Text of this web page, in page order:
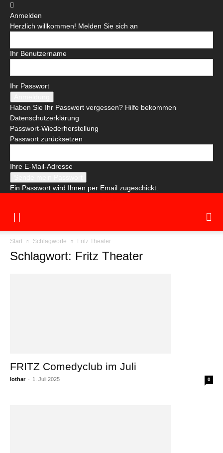
Anmelden
Herzlich willkommen! Melden Sie sich an
Ihr Benutzername
Ihr Passwort
Haben Sie Ihr Passwort vergessen? Hilfe bekommen
Datenschutzerklärung
Passwort-Wiederherstellung
Passwort zurücksetzen
Ihre E-Mail-Adresse
Ein Passwort wird Ihnen per Email zugeschickt.
Start Schlagworte Fritz Theater
Schlagwort: Fritz Theater
FRITZ Comedyclub im Juli
lothar - 1. Juli 2025 0